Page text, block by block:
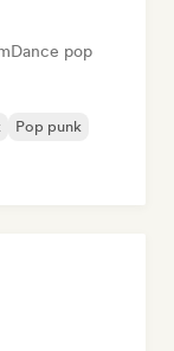
Dance pop
Pop punk